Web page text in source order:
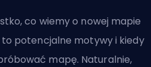
co wiemy o nowej mapie
potencjalne motywy i kiedy
mapę. Naturalnie,